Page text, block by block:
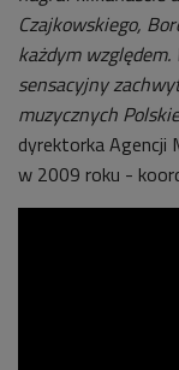
Czajkowskiego,
każdym
sensacyjny
muzycznych
dyrektorka Agencji
w 2009 roku -